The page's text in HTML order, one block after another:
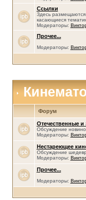
Ссылки
Здесь размещаются
касающиеся
Модераторы:
Прочее...
Модераторы:
Форум
Отечественные
Обсуждение
Модераторы:
Нестареющее
Обсуждение
Модераторы:
Прочее...
Модераторы: